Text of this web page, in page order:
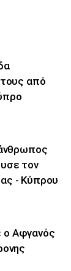
τους από
τον
- Κύπρου
ο Αφγανός